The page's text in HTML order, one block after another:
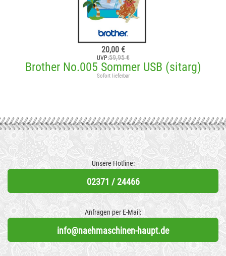
20,00 €
UVP:59,95 €
Brother No.005 Sommer USB (sitarg)
Sofort lieferbar
Unsere Hotline:
02371 / 24466
Anfragen per E-Mail:
info@naehmaschinen-haupt.de